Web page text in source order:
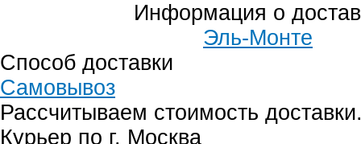
Информация о
Эль-Монте
Способ доставки
Самовывоз
Рассчитываем стоимость
Курьер по г. Москва